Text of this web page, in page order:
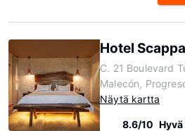
Hotel
C. 21 Boulevard
Malecón,
Näytä kartta
8.6/10 Hyvä